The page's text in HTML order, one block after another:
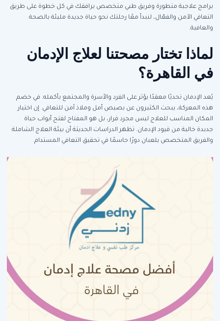
برامج علاجية متطورة وفريق طبي متخصص يرافقك في كل خطوة على طريق
التعافي الآمن والفعّال، لنبدأ معًا رحلتك نحو حياة جديدة مليئة بالصحة
والعافية.
لماذا تختار مصحتنا لعلاج الإدمان
في القاهرة؟
يُعد الإدمان تحديًا معقدًا يؤثر على الفرد والأسرة والمجتمع بأكمله. في خضم
هذه المعركة، يبحث الكثيرون عن بصيص أمل وملاذ آمن للتعافي. إن اختيار
المكان المناسب للعلاج ليس مجرد قرار، بل هو المفتاح لفتح أبواب حياة
جديدة خالية من قيود الإدمان. تظهر الدراسات الحديثة أن بيئة العلاج الشاملة
والفريق المتخصص يلعبان دورًا حاسمًا في تحقيق التعافي المستدام.